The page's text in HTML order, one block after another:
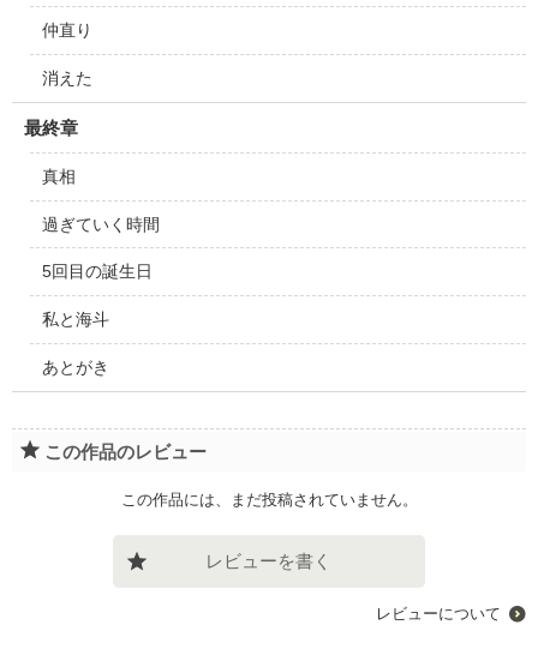
仲直り
消えた
最終章
真相
過ぎていく時間
5回目の誕生日
私と海斗
あとがき
この作品のレビュー
この作品には、まだ投稿されていません。
レビューを書く
レビューについて